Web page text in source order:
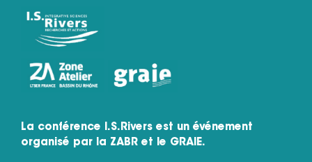
La conférence I.S.Rivers est un événement
organisé par la ZABR et le GRAIE.